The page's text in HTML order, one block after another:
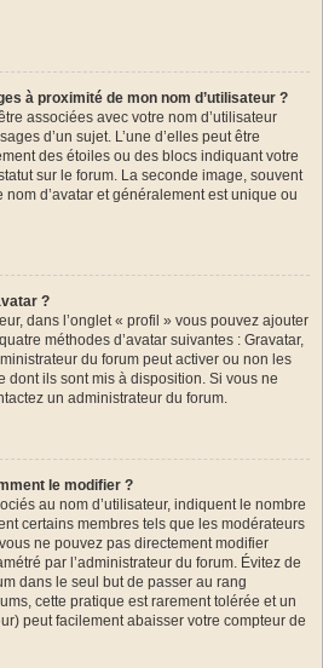
à proximité de mon nom d’utilisateur ?
associées avec votre nom d’utilisateur
d’un sujet. L’une d’elles peut être
des étoiles ou des blocs indiquant votre
sur le forum. La seconde image, souvent
d’avatar et généralement est unique ou
?
dans l’onglet « profil » vous pouvez ajouter
méthodes d’avatar suivantes : Gravatar,
du forum peut activer ou non les
dont ils sont mis à disposition. Si vous ne
un administrateur du forum.
le modifier ?
au nom d’utilisateur, indiquent le nombre
certains membres tels que les modérateurs
ne pouvez pas directement modifier
par l’administrateur du forum. Évitez de
dans le seul but de passer au rang
cette pratique est rarement tolérée et un
peut facilement abaisser votre compteur de